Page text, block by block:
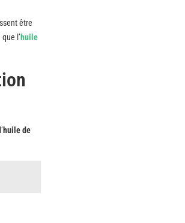
être
l’huile
huile de